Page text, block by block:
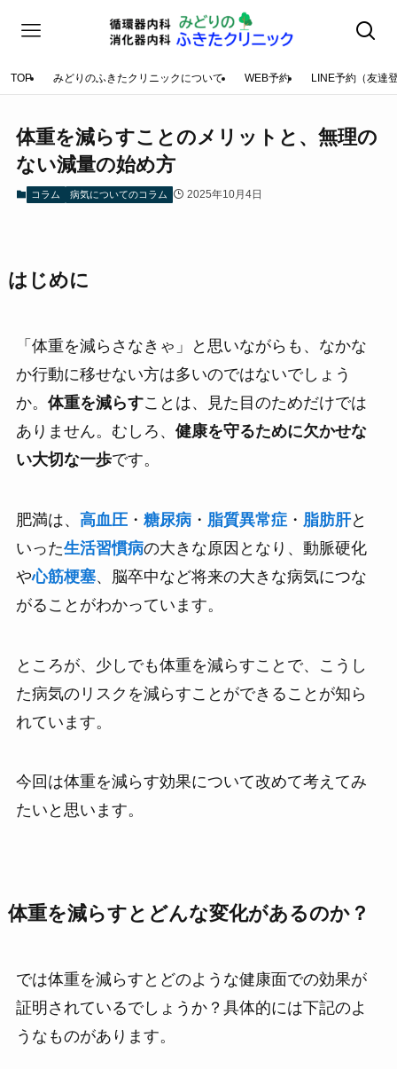
TOP みどりのふきたクリニックについて WEB予約 LINE予約（友達
体重を減らすことのメリットと、無理の
ない減量の始め方
コラム 病気についてのコラム 2025年10月4日
はじめに
「体重を減らさなきゃ」と思いながらも、なかな
か行動に移せない方は多いのではないでしょう
か。 体重を減らすことは、見た目のためだけでは
ありません。むしろ、 健康を守るために欠かせな
い大切な一歩です。
肥満は、 高血圧・ 糖尿病・ 脂質異常症・ 脂肪肝と
いった生活習慣病の大きな原因となり、動脈硬化
や心筋梗塞、脳卒中など将来の大きな病気につな
がることがわかっています。
ところが、少しでも体重を減らすことで、こうし
た病気のリスクを減らすことができることが知ら
れています。
今回は体重を減らす効果について改めて考えてみ
たいと思います。
体重を減らすとどんな変化があるのか？
では体重を減らすとどのような健康面での効果が
証明されているでしょうか？具体的には下記のよ
うなものがあります。